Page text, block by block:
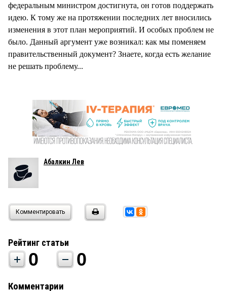
федеральным министром достигнута, он готов поддержать
идею. К тому же на протяжении последних лет вносились
изменения в этот план мероприятий. И особых проблем не
было. Данный аргумент уже возникал: как мы поменяем
правительственный документ? Знаете, когда есть желание
не решать проблему...
Абалкин Лев
Комментировать
Рейтинг статьи
0 0
Комментарии